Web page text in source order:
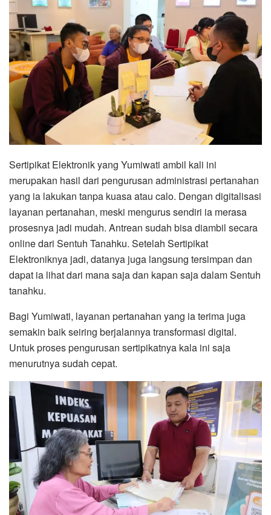
Sertipikat Elektronik yang Yumiwati ambil kali ini
merupakan hasil dari pengurusan administrasi pertanahan
yang ia lakukan tanpa kuasa atau calo. Dengan digitalisasi
layanan pertanahan, meski mengurus sendiri ia merasa
prosesnya jadi mudah. Antrean sudah bisa diambil secara
online dari Sentuh Tanahku. Setelah Sertipikat
Elektroniknya jadi, datanya juga langsung tersimpan dan
dapat ia lihat dari mana saja dan kapan saja dalam Sentuh
tanahku.
Bagi Yumiwati, layanan pertanahan yang ia terima juga
semakin baik seiring berjalannya transformasi digital.
Untuk proses pengurusan sertipikatnya kala ini saja
menurutnya sudah cepat.